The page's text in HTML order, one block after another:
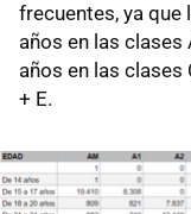
frecuentes, ya que
años en las clases
años en las clases
+ E.